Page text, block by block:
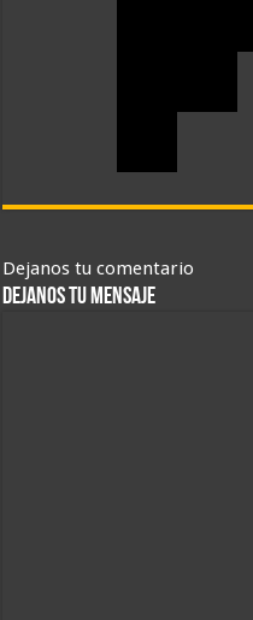
Dejanos tu comentario
DEJANOS TU MENSAJE